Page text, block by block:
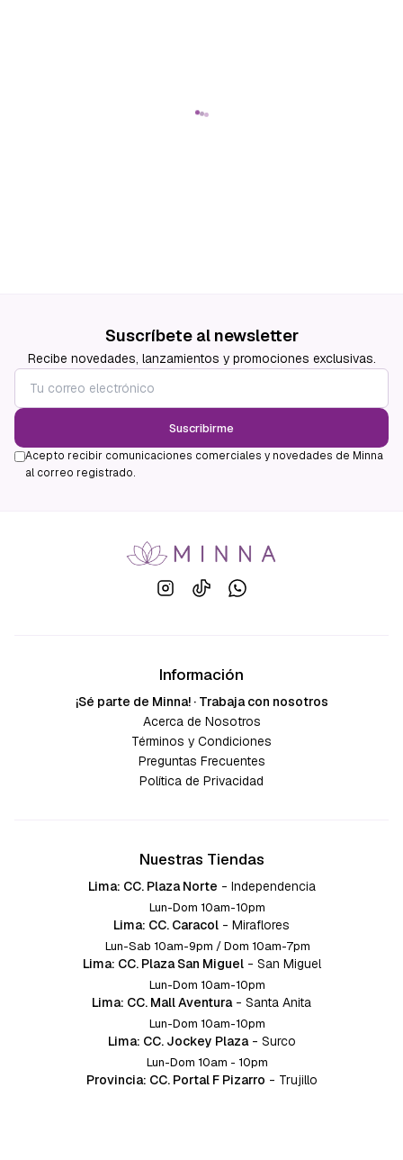
Suscríbete al newsletter
Recibe novedades, lanzamientos y promociones exclusivas.
Suscribirme
Acepto recibir comunicaciones comerciales y novedades de Minna
al correo registrado.
Información
¡Sé parte de Minna! · Trabaja con nosotros
Acerca de Nosotros
Términos y Condiciones
Preguntas Frecuentes
Política de Privacidad
Nuestras Tiendas
Lima: CC. Plaza Norte - Independencia
Lun-Dom 10am-10pm
Lima: CC. Caracol - Miraflores
Lun-Sab 10am-9pm / Dom 10am-7pm
Lima: CC. Plaza San Miguel - San Miguel
Lun-Dom 10am-10pm
Lima: CC. Mall Aventura - Santa Anita
Lun-Dom 10am-10pm
Lima: CC. Jockey Plaza - Surco
Lun-Dom 10am - 10pm
Provincia: CC. Portal F Pizarro - Trujillo